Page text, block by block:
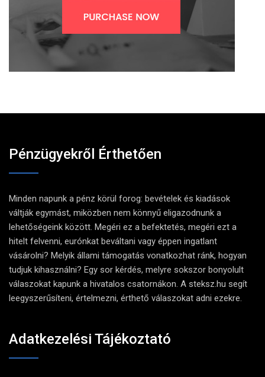
Pénzügyekről Érthetően
Minden napunk a pénz körül forog: bevételek és kiadások
váltják egymást, miközben nem könnyű eligazodnunk a
lehetőségeink között. Megéri ez a befektetés, megéri ezt a
hitelt felvenni, eurónkat beváltani vagy éppen ingatlant
vásárolni? Melyik állami támogatás vonatkozhat ránk, hogyan
tudjuk kihasználni? Egy sor kérdés, melyre sokszor bonyolult
válaszokat kapunk a hivatalos csatornákon. A steksz.hu segít
leegyszerűsíteni, értelmezni, érthető válaszokat adni ezekre.
Adatkezelési Tájékoztató